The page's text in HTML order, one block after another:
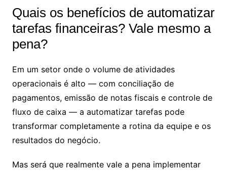
Quais os benefícios de automatizar
tarefas financeiras? Vale mesmo a
pena?
Em um setor onde o volume de atividades
operacionais é alto — com conciliação de
pagamentos, emissão de notas fiscais e controle de
fluxo de caixa — a automatizar tarefas pode
transformar completamente a rotina da equipe e os
resultados do negócio.
Mas será que realmente vale a pena implementar